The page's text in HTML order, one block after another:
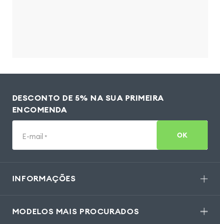
DESCONTO DE 5% NA SUA PRIMEIRA
ENCOMENDA
E-mail * OK
INFORMAÇÕES
MODELOS MAIS PROCURADOS